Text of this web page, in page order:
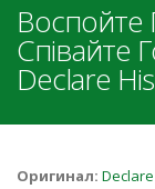
Воспойте
Співайте
Declare
Оригинал: